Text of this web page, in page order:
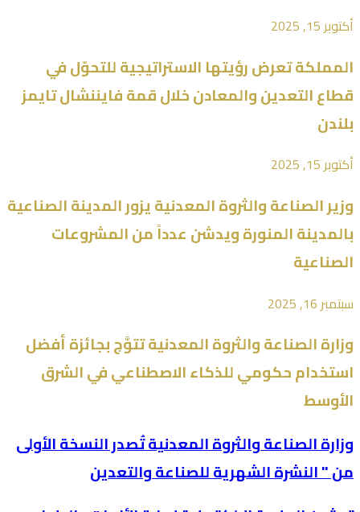
أكتوبر 15, 2025
المملكة تعرض رؤيتها الاستراتيجية للتحوّل في
قطاع التعدين والمعادن خلال قمة فايننشال تايمز
بلندن
أكتوبر 15, 2025
وزير الصناعة والثروة المعدنية يزور المدينة الصناعية
بالمدينة المنورة ويدشن عدداً من المشروعات
الصناعية
سبتمبر 16, 2025
وزارة الصناعة والثروة المعدنية تتوَّج بجائزة أفضل
استخدام حكومي للذكاء الاصطناعي في الشرق
الأوسط
وزارة الصناعة والثروة المعدنية تُصدر النسخة الأولى
من " النشرة الشهرية للصناعة والتعدين